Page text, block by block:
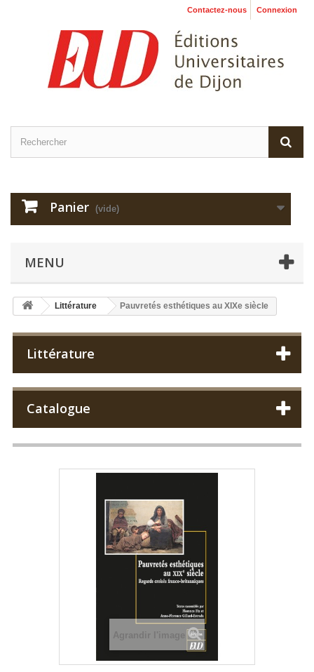
Connexion
Contactez-nous
Panier (vide)
MENU
Littérature Pauvretés esthétiques au XIXe siècle
Littérature
Catalogue
Agrandir l'image